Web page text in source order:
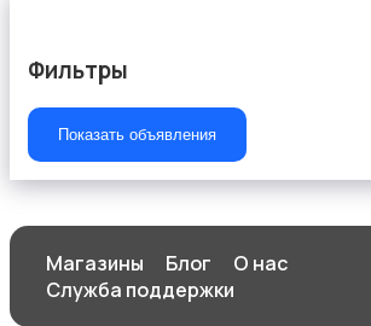
Спортивное питание
Фильтры
Показать объявления
Магазины Блог
О нас
Служба поддержки